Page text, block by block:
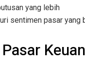
yang lebih
sentimen pasar yang